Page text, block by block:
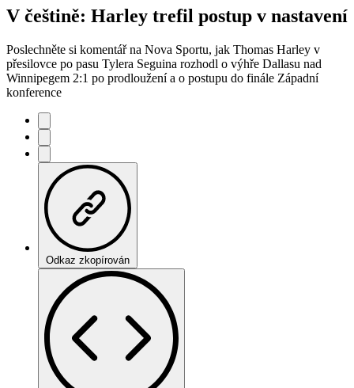
V češtině: Harley trefil postup v nastavení
Poslechněte si komentář na Nova Sportu, jak Thomas Harley v
přesilovce po pasu Tylera Seguina rozhodl o výhře Dallasu nad
Winnipegem 2:1 po prodloužení a o postupu do finále Západní
konference
Odkaz zkopírován